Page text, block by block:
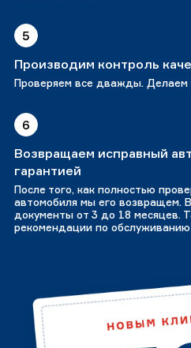
5
Производим контроль
Проверяем все дважды. Делаем
6
Возвращаем исправный
гарантией
После того, как полностью
автомобиля мы его возвращем.
документы от 3 до 18 месяцев.
рекомендации по обслуживанию